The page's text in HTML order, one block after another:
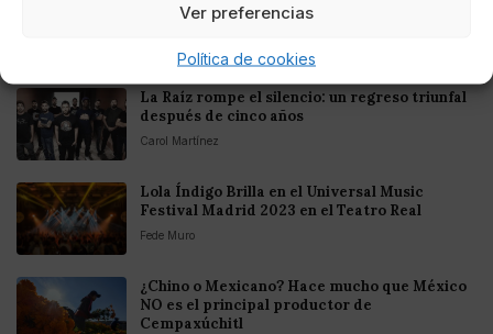
Ver preferencias
Política de cookies
Te puede interesar
La Raíz rompe el silencio: un regreso triunfal
después de cinco años
Carol Martínez
Lola Índigo Brilla en el Universal Music
Festival Madrid 2023 en el Teatro Real
Fede Muro
¿Chino o Mexicano? Hace mucho que México
NO es el principal productor de
Cempaxúchitl